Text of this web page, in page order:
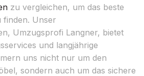
zu vergleichen, um das beste
Unser
Umzugsprofi Langner, bietet
und langjährige
uns nicht nur um den
sondern auch um das sichere